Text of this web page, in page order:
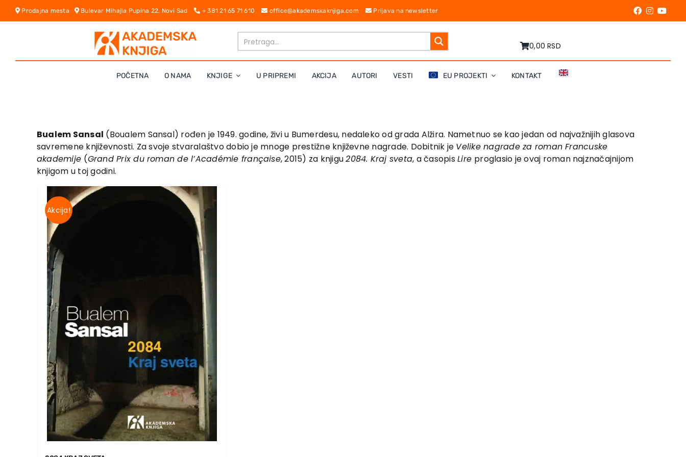
Skip
Prodajna mesta Bulevar Mihajla Pupina 22, Novi Sad + 381 21 65 71 610 office@akademskaknjiga.com Prijava na newsletter
0,00 RSD
POČETNA O NAMA KNJIGE U PRIPREMI AKCIJA AUTORI VESTI EU PROJEKTI KONTAKT
Bualem Sansal (Boualem Sansal) rođen je 1949. godine, živi u Bumerdesu, nedaleko od grada Alžira. Nametnuo se kao jedan od najvažnijih glasova
savremene književnosti. Za svoje stvaralaštvo dobio je mnoge prestižne književne nagrade. Dobitnik je Velike nagrade za roman Francuske
akademije (Grand Prix du roman de l’Académie française, 2015) za knjigu2084. Kraj sveta, a časopisLire proglasio je ovaj roman najznačajnijom
knjigom u toj godini.
Akcija!